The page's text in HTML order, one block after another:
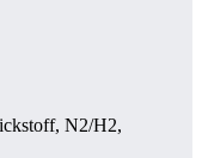
N2/H2,